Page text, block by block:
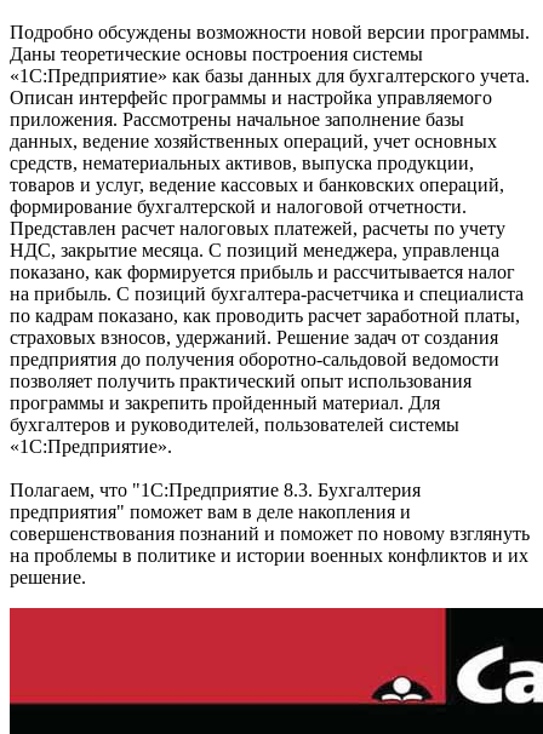
Подробно обсуждены возможности новой версии программы.
Даны теоретические основы построения системы
«1С:Предприятие» как базы данных для бухгалтерского учета.
Описан интерфейс программы и настройка управляемого
приложения. Рассмотрены начальное заполнение базы
данных, ведение хозяйственных операций, учет основных
средств, нематериальных активов, выпуска продукции,
товаров и услуг, ведение кассовых и банковских операций,
формирование бухгалтерской и налоговой отчетности.
Представлен расчет налоговых платежей, расчеты по учету
НДС, закрытие месяца. С позиций менеджера, управленца
показано, как формируется прибыль и рассчитывается налог
на прибыль. С позиций бухгалтера-расчетчика и специалиста
по кадрам показано, как проводить расчет заработной платы,
страховых взносов, удержаний. Решение задач от создания
предприятия до получения оборотно-сальдовой ведомости
позволяет получить практический опыт использования
программы и закрепить пройденный материал. Для
бухгалтеров и руководителей, пользователей системы
«1С:Предприятие».
Полагаем, что "1С:Предприятие 8.3. Бухгалтерия
предприятия" поможет вам в деле накопления и
совершенствования познаний и поможет по новому взглянуть
на проблемы в политике и истории военных конфликтов и их
решение.